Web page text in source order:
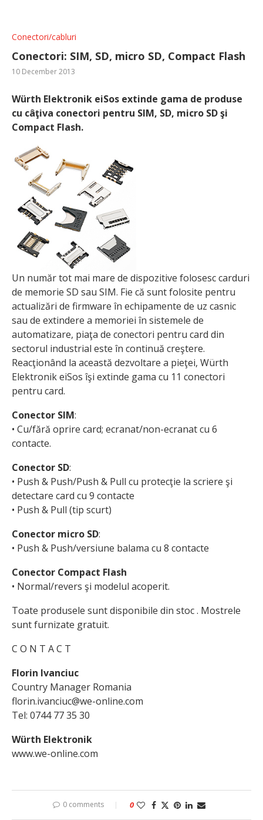
Conectori/cabluri
Conectori: SIM, SD, micro SD, Compact Flash
10 December 2013
Würth Elektronik eiSos extinde gama de produse
cu câţiva conectori pentru SIM, SD, micro SD şi
Compact Flash.
Un număr tot mai mare de dispozitive folosesc carduri
de memorie SD sau SIM. Fie că sunt folosite pentru
actualizări de firmware în echipamente de uz casnic
sau de extindere a memoriei în sistemele de
automatizare, piaţa de conectori pentru card din
sectorul industrial este în continuă creştere.
Reacţionând la această dezvoltare a pieţei, Würth
Elektronik eiSos îşi extinde gama cu 11 conectori
pentru card.
Conector SIM:
• Cu/fără oprire card; ecranat/non-ecranat cu 6
contacte.
Conector SD:
• Push & Push/Push & Pull cu protecţie la scriere şi
detectare card cu 9 contacte
• Push & Pull (tip scurt)
Conector micro SD:
• Push & Push/versiune balama cu 8 contacte
Conector Compact Flash
• Normal/revers şi modelul acoperit.
Toate produsele sunt disponibile din stoc . Mostrele
sunt furnizate gratuit.
C O N T A C T
Florin Ivanciuc
Country Manager Romania
florin.ivanciuc@we-online.com
Tel: 0744 77 35 30
Würth Elektronik
www.we-online.com
0 comments 0